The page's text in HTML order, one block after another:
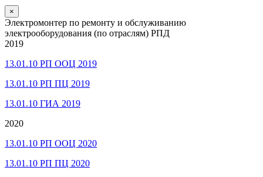
×
Электромонтер по ремонту и обслуживанию
электрооборудования (по отраслям) РПД
2019
13.01.10 РП ООЦ 2019
13.01.10 РП ПЦ 2019
13.01.10 ГИА 2019
2020
13.01.10 РП ООЦ 2020
13.01.10 РП ПЦ 2020